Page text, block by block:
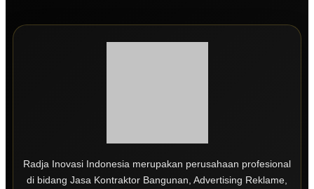
Radja Inovasi Indonesia merupakan perusahaan profesional
di bidang Jasa Kontraktor Bangunan, Advertising Reklame,